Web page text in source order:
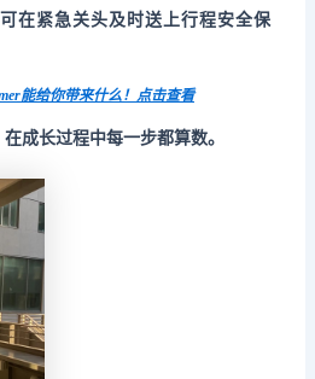
在紧急关头及时送上行程安全保
能给你带来什么！点击查看
成长过程中每一步都算数。